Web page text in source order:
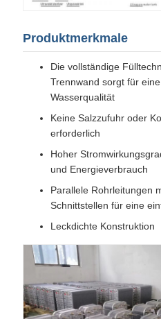
Produktmerkmale
Die vollständige
Trennwand sorgt für
Wasserqualität
Keine Salzzufuhr oder
erforderlich
Hoher
und Energieverbrauch
Parallele Rohrleitungen
Schnittstellen für eine
Leckdichte Konstruktion